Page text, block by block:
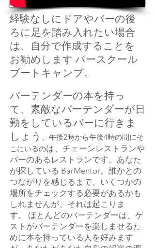
経験なしにドアやバーの後
ろに足を踏み入れたい場合
は、自分で作成することを
お勧めします バースクール
ブートキャンプ。
バーテンダーの本を持っ
て、素敵なバーテンダーが日
勤をしているバーに行きま
しょう 。午後2時から午後4時の間にそ
こにいるのは、チェーンレストランや
バーのあるレストランです。あなた
が探している BarMentor。誰かとの
つながりを感じるまで、いくつかの
場所をチェックする必要があるかも
しれませんが、それは起こりま
す。
ほとんどのバーテンダーは、ゲ
ストがバーテンダーを楽しませるた
めに本を持っている人を好みます